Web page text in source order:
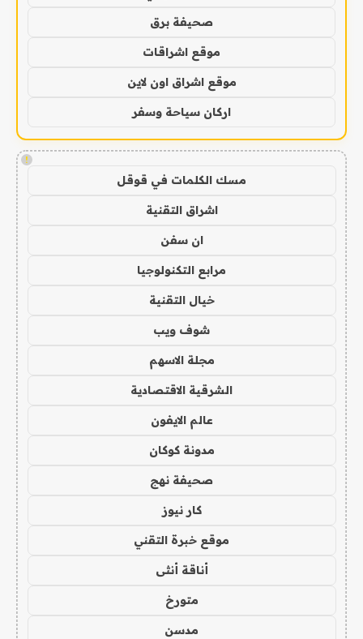
صحيفة برق
موقع اشراقات
موقع اشراق اون لاين
اركان سياحة وسفر
!
مسك الكلمات في قوقل
اشراق التقنية
ان سفن
مرابع التكنولوجيا
خيال التقنية
شوف ويب
مجلة الاسهم
الشرقية الاقتصادية
عالم الايفون
مدونة كوكان
صحيفة نهج
كار نيوز
موقع خبرة التقني
أناقة أنثى
متورخ
مدسن